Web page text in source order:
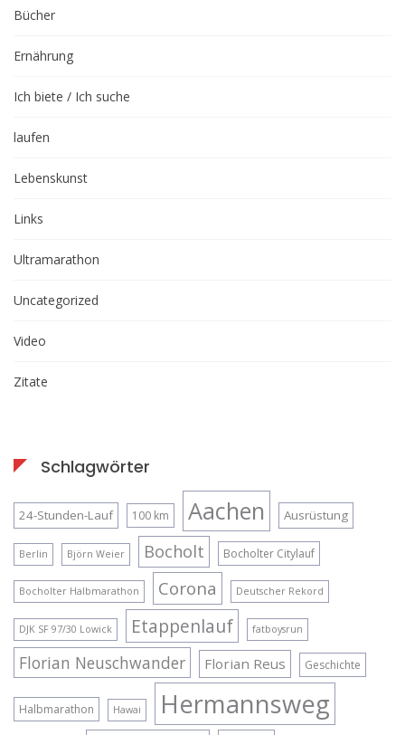
Bücher
Ernährung
Ich biete / Ich suche
laufen
Lebenskunst
Links
Ultramarathon
Uncategorized
Video
Zitate
Schlagwörter
24-Stunden-Lauf 100 km Aachen Ausrüstung
Berlin Björn Weier Bocholt Bocholter Citylauf
Bocholter Halbmarathon Corona Deutscher Rekord
DJK SF 97/30 Lowick Etappenlauf fatboysrun
Florian Neuschwander Florian Reus Geschichte
Halbmarathon Hawai Hermannsweg